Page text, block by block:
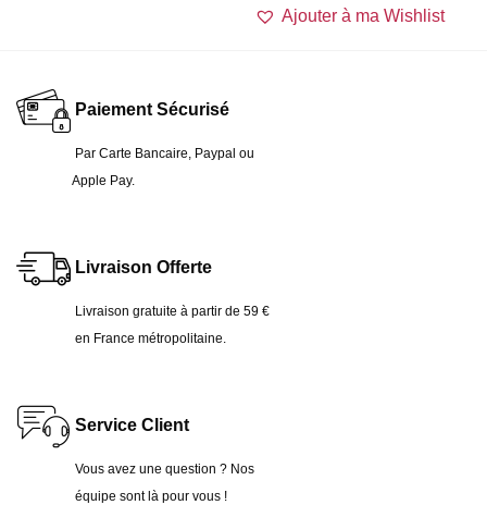
Ajouter à ma Wishlist
Paiement Sécurisé
Par Carte Bancaire, Paypal ou
Apple Pay.
Livraison Offerte
Livraison gratuite à partir de 59 €
en France métropolitaine.
Service Client
Vous avez une question ? Nos
équipe sont là pour vous !